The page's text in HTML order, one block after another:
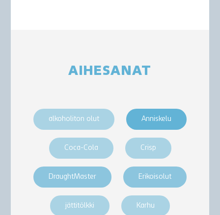
AIHESANAT
alkoholiton olut Anniskelu
Coca-Cola Crisp
DraughtMaster Erikoisolut
jättitölkki Karhu